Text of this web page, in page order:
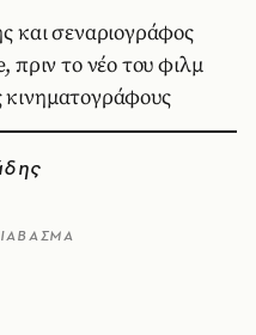
και σεναριογράφος
πριν το νέο του φιλμ
κινηματογράφους